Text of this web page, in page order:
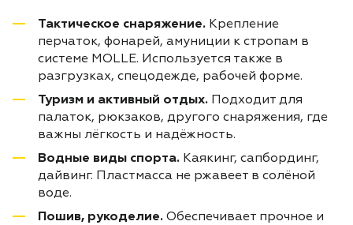
Тактическое снаряжение. Крепление
перчаток, фонарей, амуниции к стропам в
системе MOLLE. Используется также в
разгрузках, спецодежде, рабочей форме.
Туризм и активный отдых. Подходит для
палаток, рюкзаков, другого снаряжения, где
важны лёгкость и надёжность.
Водные виды спорта. Каякинг, сапбординг,
дайвинг. Пластмасса не ржавеет в солёной
воде.
Пошив, рукоделие. Обеспечивает прочное и